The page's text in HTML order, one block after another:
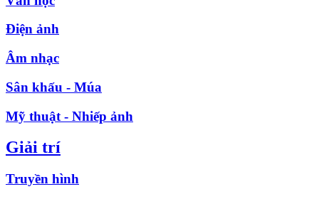
Điện ảnh
Âm nhạc
Sân khấu - Múa
Mỹ thuật - Nhiếp ảnh
Giải trí
Truyền hình